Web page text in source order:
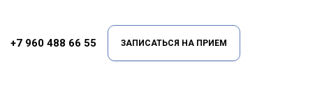
+7 960 488 66 55 ЗАПИСАТЬСЯ НА ПРИЕМ